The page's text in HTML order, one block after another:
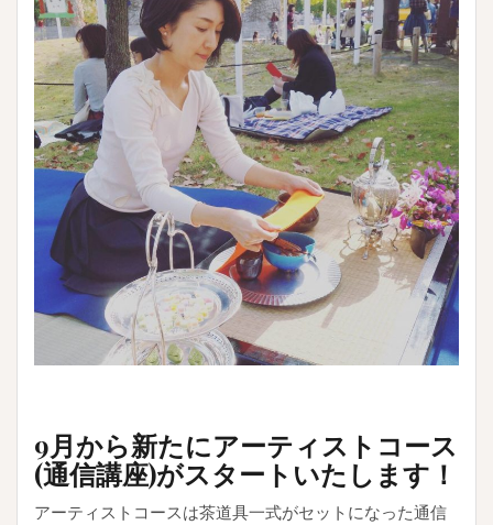
9月から新たにアーティストコース
(通信講座)がスタートいたします！
アーティストコースは茶道具一式がセットになった通信